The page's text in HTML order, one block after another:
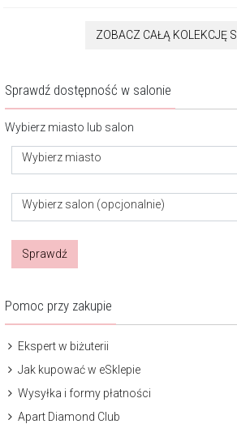
ZOBACZ CAŁĄ KOLEKCJĘ
Sprawdź dostępność w salonie
Wybierz miasto lub salon
Wybierz miasto
Wybierz salon (opcjonalnie)
Sprawdź
Pomoc przy zakupie
Ekspert w biżuterii
Jak kupować w eSklepie
Wysyłka i formy płatności
Apart Diamond Club